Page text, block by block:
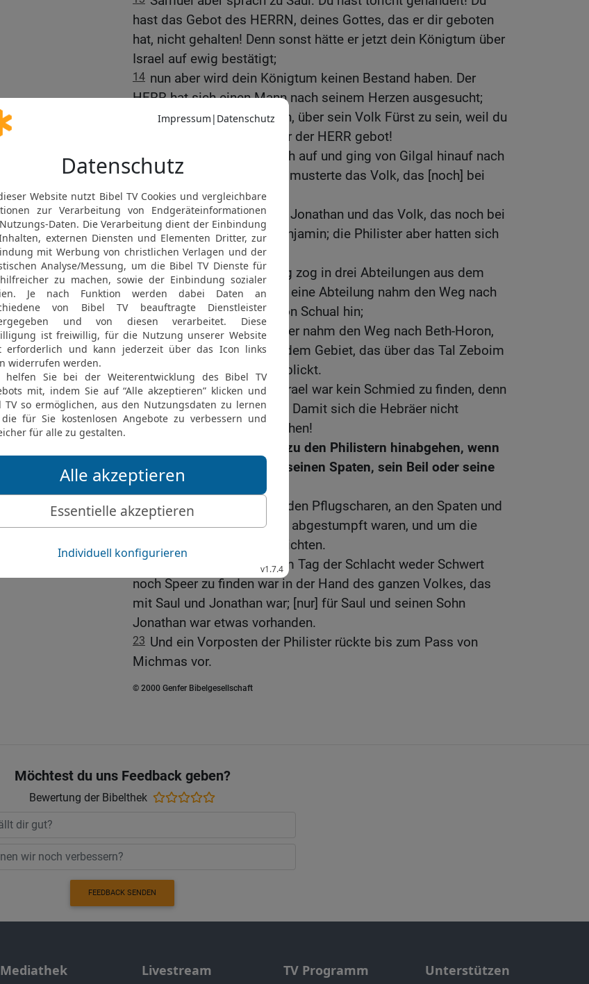
hast das Gebot des HERRN, deines Gottes, das er dir geboten
hat, nicht gehalten! Denn sonst hätte er jetzt dein Königtum über
Israel auf ewig bestätigt;
14 nun aber wird dein Königtum keinen Bestand haben. Der
HERR hat sich einen Mann nach seinem Herzen ausgesucht;
dem hat der HERR geboten, über sein Volk Fürst zu sein, weil du
nicht gehalten hast, was dir der HERR gebot!
15
Und Samuel machte sich auf und ging von Gilgal hinauf nach
Gibea-Benjamin. Saul aber musterte das Volk, das [noch] bei
ihm war, etwa 600 Mann.
16
Und Saul und sein Sohn Jonathan und das Volk, das noch bei
ihm war, lagen in Gibea-Benjamin; die Philister aber hatten sich
bei Michmas gelagert.
17 Und der Verheerungszug zog in drei Abteilungen aus dem
Lager der Philister aus; die eine Abteilung nahm den Weg nach
Ophra, nach dem Gebiet von Schual hin;
18 die andere Abteilung aber nahm den Weg nach Beth-Horon,
und die dritte den Weg zu dem Gebiet, das über das Tal Zeboim
hinweg zur Wüste hinunterblickt.
19 Aber im ganzen Land Israel war kein Schmied zu finden, denn
die Philister hatten gesagt: Damit sich die Hebräer nicht
Schwerter und Speere machen!
So musste ganz Israel zu den Philistern hinabgehen, wenn
jemand seine Pflugschar, seinen Spaten, sein Beil oder seine
Sichel zu schärfen hatte,
wenn die Schneiden an den Pflugscharen, an den Spaten und
den Gabeln und den Beilen abgestumpft waren, und um die
Ochsenstachel gerade zu richten.
22
Und so kam es, dass am Tag der Schlacht weder Schwert
noch Speer zu finden war in der Hand des ganzen Volkes, das
mit Saul und Jonathan war; [nur] für Saul und seinen Sohn
Jonathan war etwas vorhanden.
23 Und ein Vorposten der Philister rückte bis zum Pass von
Michmas vor.
© 2000 Genfer Bibelgesellschaft
Möchtest du uns Feedback geben?
Bewertung der Bibelthek
FEEDBACK SENDEN
Mediathek Livestream TV Programm Unterstützen